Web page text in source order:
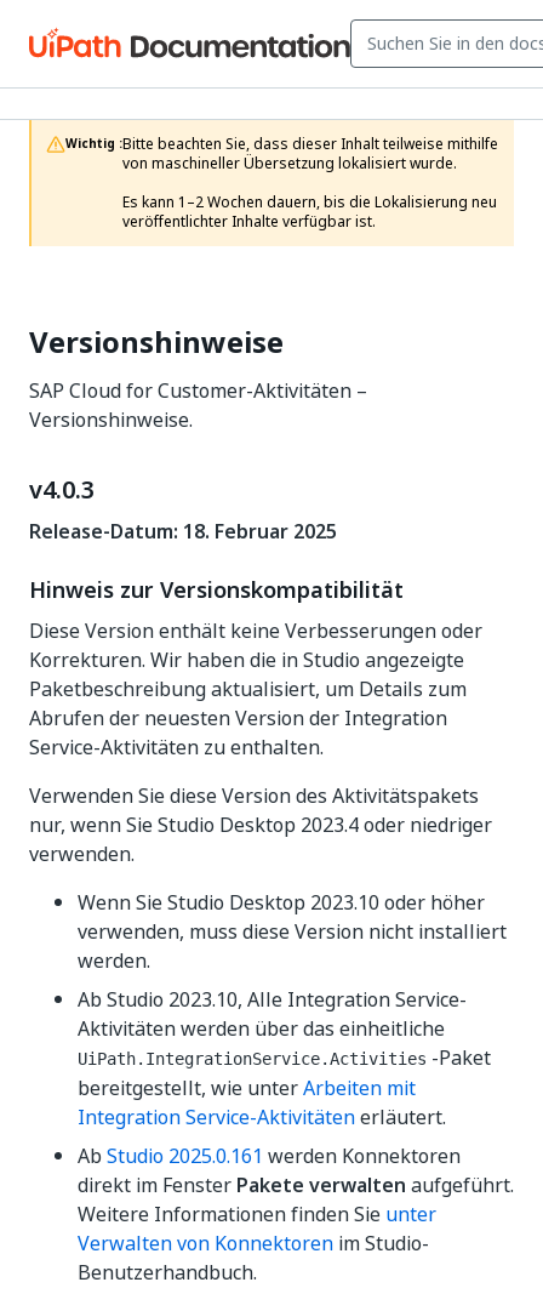
Wichtig :Bitte beachten Sie, dass dieser Inhalt teilweise mithilfe
von maschineller Übersetzung lokalisiert wurde.
Es kann 1–2 Wochen dauern, bis die Lokalisierung neu
veröffentlichter Inhalte verfügbar ist.
Versionshinweise
SAP Cloud for Customer-Aktivitäten –
Versionshinweise.
v4.0.3
Release-Datum: 18. Februar 2025
Hinweis zur Versionskompatibilität
Diese Version enthält keine Verbesserungen oder
Korrekturen. Wir haben die in Studio angezeigte
Paketbeschreibung aktualisiert, um Details zum
Abrufen der neuesten Version der Integration
Service-Aktivitäten zu enthalten.
Verwenden Sie diese Version des Aktivitätspakets
nur, wenn Sie Studio Desktop 2023.4 oder niedriger
verwenden.
Wenn Sie Studio Desktop 2023.10 oder höher
verwenden, muss diese Version nicht installiert
werden.
Ab Studio 2023.10, Alle Integration Service-
Aktivitäten werden über das einheitliche
UiPath.IntegrationService.Activities -Paket
bereitgestellt, wie unterArbeiten mit
Integration Service-Aktivitätenerläutert.
AbStudio 2025.0.161 werden Konnektoren
direkt im Fenster Pakete verwalten aufgeführt.
Weitere Informationen finden Sie unter
Verwalten von Konnektoren im Studio-
Benutzerhandbuch.